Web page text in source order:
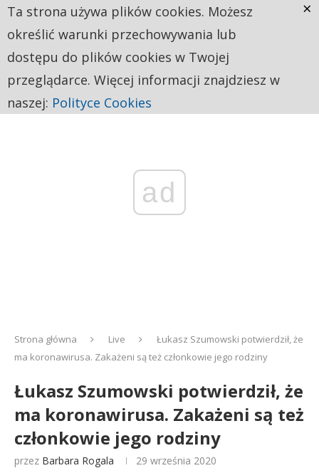
ad
Strona główna Live
Łukasz Szumowski potwierdził, że
ma koronawirusa. Zakażeni są też członkowie jego rodziny
Łukasz Szumowski potwierdził, że
ma koronawirusa. Zakażeni są też
członkowie jego rodziny
przez Barbara Rogala 29 września 2020
Ta strona używa plików cookies. Możesz
określić warunki przechowywania lub
dostępu do plików cookies w Twojej
przeglądarce. Więcej informacji znajdziesz w
naszej: Polityce Cookies
×